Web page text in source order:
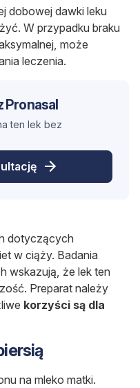
dobowej dawki leku
W przypadku braku
może
leczenia.
Pronasal
ten lek bez
dotyczących
w ciąży. Badania
wskazują, że lek ten
Preparat należy
korzyści są dla
na mleko matki.